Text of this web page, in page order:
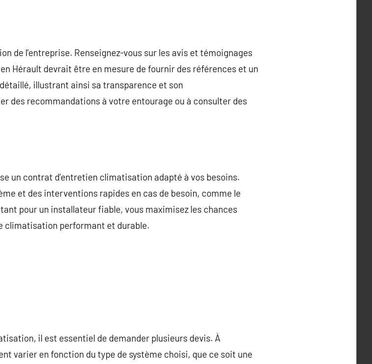
de l’entreprise. Renseignez-vous sur les avis et témoignages
Hérault devrait être en mesure de fournir des références et un
illustrant ainsi sa transparence et son
des recommandations à votre entourage ou à consulter des
un contrat d’entretien climatisation adapté à vos besoins.
et des interventions rapides en cas de besoin, comme le
pour un installateur fiable, vous maximisez les chances
climatisation performant et durable.
il est essentiel de demander plusieurs devis. À
varier en fonction du type de système choisi, que ce soit une